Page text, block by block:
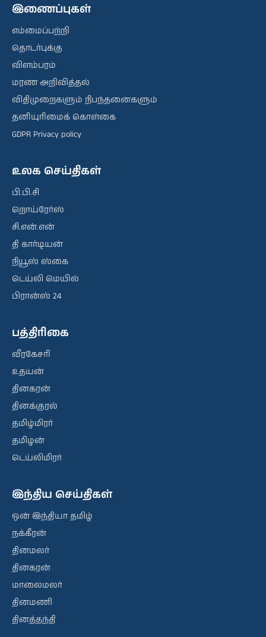
இணைப்புகள்
எம்மைப்பற்றி
தொடர்புக்கு
விளம்பரம்
மரண அறிவித்தல்
விதிமுறைகளும் நிபந்தனைகளும்
தனியுரிமைக் கொள்கை
GDPR Privacy policy
உலக செய்திகள்
பி.பி.சி
றொய்ரேர்ஸ்
சி.என்.என்
தி கார்டியன்
நியூஸ் ஸ்கை
டெய்லி மெயில்
பிரான்ஸ் 24
பத்திரிகை
வீரகேசரி
உதயன்
தினகரன்
தினக்குரல்
தமிழ்மிரர்
தமிழன்
டெய்லிமிரர்
இந்திய செய்திகள்
ஒன் இந்தியா தமிழ்
நக்கீரன்
தினமலர்
தினகரன்
மாலைமலர்
தினமணி
தினத்தந்தி